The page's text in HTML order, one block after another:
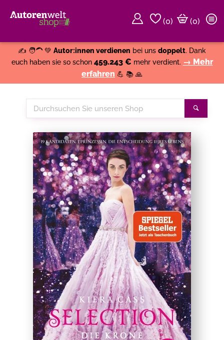
(0)
(0)
✍️ 🧑‍🦱 💚 Autor:innen verdienen bei uns doppelt. Dank
euch haben sie so schon 459.243 € mehr verdient. → Mehr
erfahren 💪 📚 🙏
Durchsuchen
Sie
Shop